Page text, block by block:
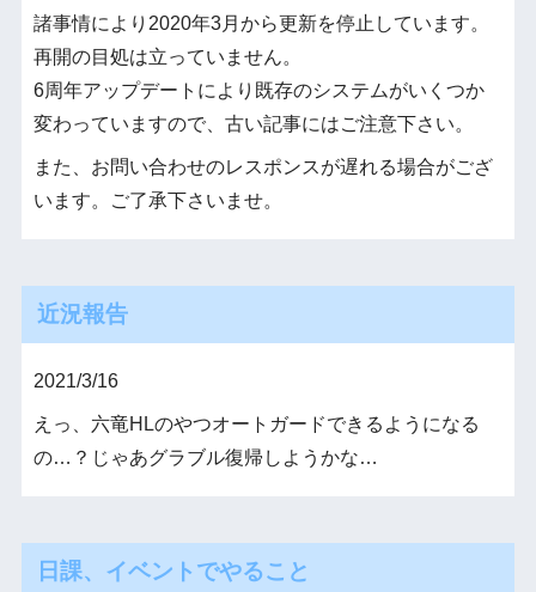
諸事情により2020年3月から更新を停止しています。
再開の目処は立っていません。
6周年アップデートにより既存のシステムがいくつか
変わっていますので、古い記事にはご注意下さい。
また、お問い合わせのレスポンスが遅れる場合がござ
います。ご了承下さいませ。
近況報告
2021/3/16
えっ、六竜HLのやつオートガードできるようになる
の…？じゃあグラブル復帰しようかな…
日課、イベントでやること